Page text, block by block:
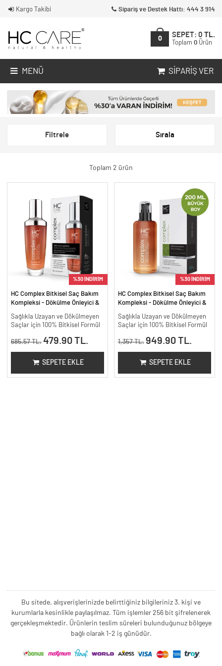
Kargo Takibi Sipariş ve Destek Hattı: 444 3 914
0
SEPET: 0 TL.
Toplam 0 Ürün
MENÜ SIPARIŞ VER
Filtrele Sırala
Toplam 2 ürün
%30 İNDİRİM
HC Complex Bitkisel Saç Bakım
Kompleksi - Dökülme Önleyici &
100 ml
Sağlıkla Uzayan ve Dökülmeyen
Saçlar için 100% Bitkisel Formül
685.57 TL. 479.90 TL.
SEPETE EKLE
%30 İNDİRİM
HC Complex Bitkisel Saç Bakım
Kompleksi - Dökülme Önleyici &
200 ml.
Sağlıkla Uzayan ve Dökülmeyen
Saçlar için 100% Bitkisel Formül
1,357 TL. 949.90 TL.
SEPETE EKLE
Bu sitede, alışverişlerinizde belirttiğiniz bilgileriniz 3. kişi ve
kurumlarla kesinlikle paylaşılmaz. Tüm işlemler 256 bit şifrelenerek
gerçekleşmektedir. Ürünlerin teslim süreleri bulunduğunuz bölgeye
bağlı olarak 1-2 iş günüdür.